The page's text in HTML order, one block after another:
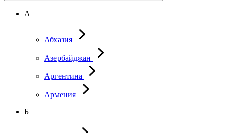
А
Абхазия
Азербайджан
Аргентина
Армения
Б